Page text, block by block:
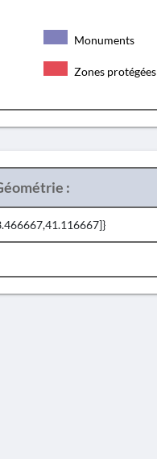
Monuments
Zones protégées
: